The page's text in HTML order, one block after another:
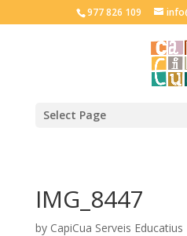
977 826 109
Select Page
IMG_8447
by CapiCua Serveis Educatius